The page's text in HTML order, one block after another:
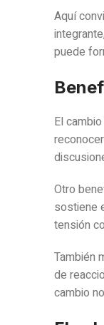
Aquí
puede
El
Otro
sostiene
tensión
También
de
cambio